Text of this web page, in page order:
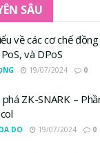
SÂU
về các cơ chế
và DPoS
19/07/2024 0
ZK-SNARK –
DO 19/07/2024 0